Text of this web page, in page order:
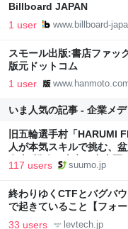
Billboard JAPAN
1 user www.billboard-
スモール出版:書店ファッ
版元ドットコム
1 user
いま人気の記事 - 企業メ
旧五輪選手村「HARUMI
人が本気スキルで挑む、
向上”戦略 東京・中央区
117 users suumo.jp
終わりゆくCTFとバグバ
で起きていること【フォ
33 users levtech.jp